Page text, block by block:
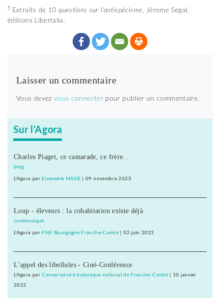
5 Extraits de 10 questions sur l’antispécisme, Jérome Segal,
éditions Libertalia.
Laisser un commentaire
Vous devez vous connecter pour publier un commentaire.
Sur l’Agora
Charles Piaget, ce camarade, ce frère...
blog
L'Agora par Ensemble MAGE |09 novembre 2023
Loup - éleveurs : la cohabitation existe déjà
communiqué
L'Agora par FNE Bourgogne Franche-Comté |02 juin 2023
L'appel des libellules - Ciné-Conférence
L'Agora parConservatoire botanique national de Franche-Comté| 10 janvier
2023